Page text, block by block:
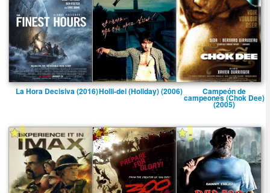
La Hora Decisiva (2016)Holli-dei (Holiday) (2006) Campeón de
campeones (Chok Dee)
(2005)
- - -